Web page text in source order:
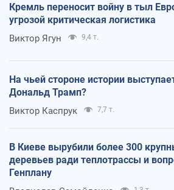
Кремль переносит войну в тыл
угрозой критическая логистика
Виктор Ягун 9,4 т.
На чьей стороне истории
Дональд Трамп?
Виктор Каспрук 7,7 т.
В Киеве вырубили более 300
деревьев ради теплотрассы и
Генплану